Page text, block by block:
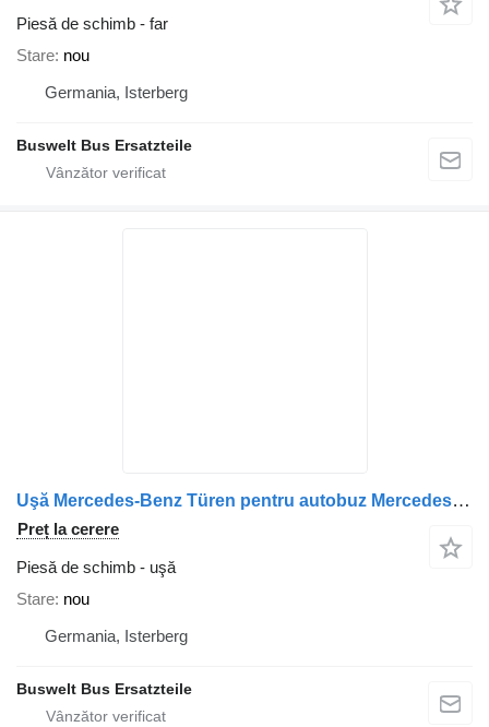
Piesă de schimb - far
Stare nou
Germania, Isterberg
Buswelt Bus Ersatzteile
Uşă Mercedes-Benz Türen pentru autobuz Mercedes-Benz O350
Preț la cerere
Piesă de schimb - uşă
Stare nou
Germania, Isterberg
Buswelt Bus Ersatzteile